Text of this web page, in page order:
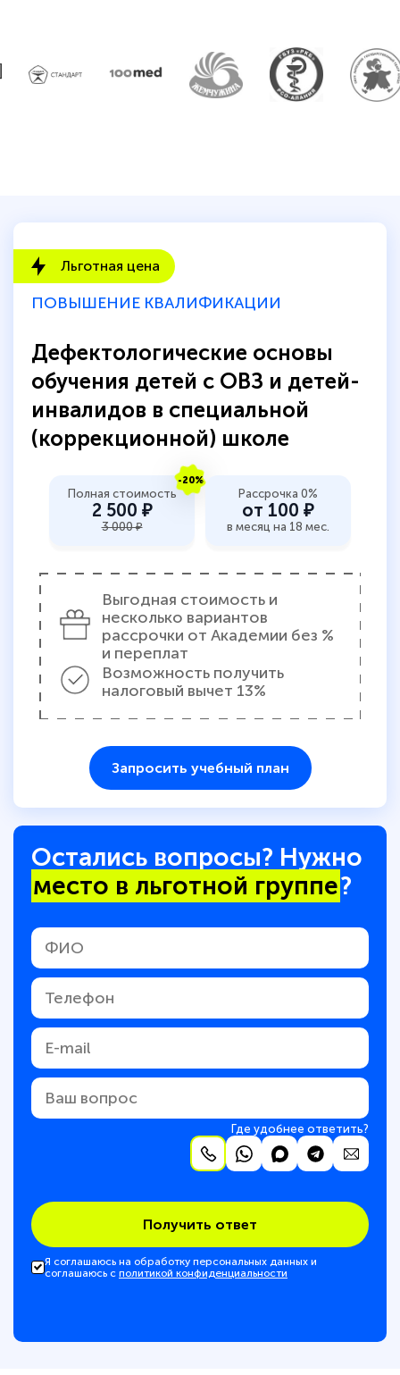
Светлана К
Знаток города 7 уровня
пособий и учебников доступно на время
прохождения курса, удобная система
аттестации, проблем не возникло ни на
Льготная цена
ПОВЫШЕНИЕ КВАЛИФИКАЦИИ
Дефектологические основы
обучения детей с ОВЗ и детей-
инвалидов в специальной
(коррекционной) школе
-20%
Полная стоимость
2 500 ₽
3 000 ₽
Рассрочка 0%
от 100 ₽
в месяц на 18 мес.
Выгодная стоимость и
несколько вариантов
рассрочки от Академии без %
и переплат
Возможность получить
налоговый вычет 13%
Запросить учебный план
Остались вопросы? Нужно
место в льготной группе?
Где удобнее ответить?
Получить ответ
Я соглашаюсь на обработку персональных данных и
соглашаюсь с политикой конфиденциальности